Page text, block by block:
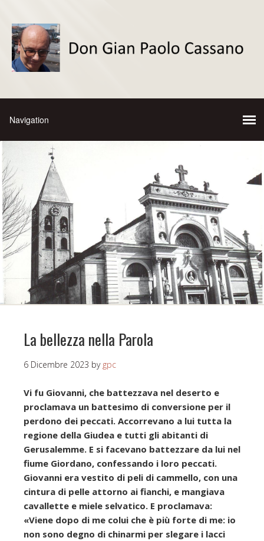
La bellezza nella Parola
6 Dicembre 2023 by gpc
Vi fu Giovanni, che battezzava nel deserto e
proclamava un battesimo di conversione per il
perdono dei peccati. Accorrevano a lui tutta la
regione della Giudea e tutti gli abitanti di
Gerusalemme. E si facevano battezzare da lui nel
fiume Giordano, confessando i loro peccati.
Giovanni era vestito di peli di cammello, con una
cintura di pelle attorno ai fianchi, e mangiava
cavallette e miele selvatico. E proclamava:
«Viene dopo di me colui che è più forte di me: io
non sono degno di chinarmi per slegare i lacci